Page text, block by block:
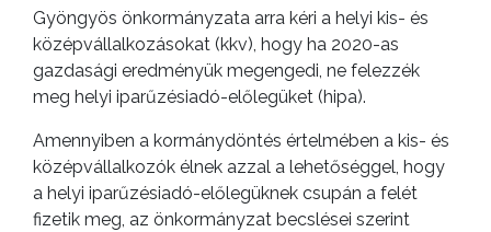
Gyöngyös önkormányzata arra kéri a helyi kis- és
középvállalkozásokat (kkv), hogy ha 2020-as
gazdasági eredményük megengedi, ne felezzék
meg helyi iparűzésiadó-előlegüket (hipa).
Amennyiben a kormánydöntés értelmében a kis- és
középvállalkozók élnek azzal a lehetőséggel, hogy
a helyi iparűzésiadó-előlegüknek csupán a felét
fizetik meg, az önkormányzat becslései szerint